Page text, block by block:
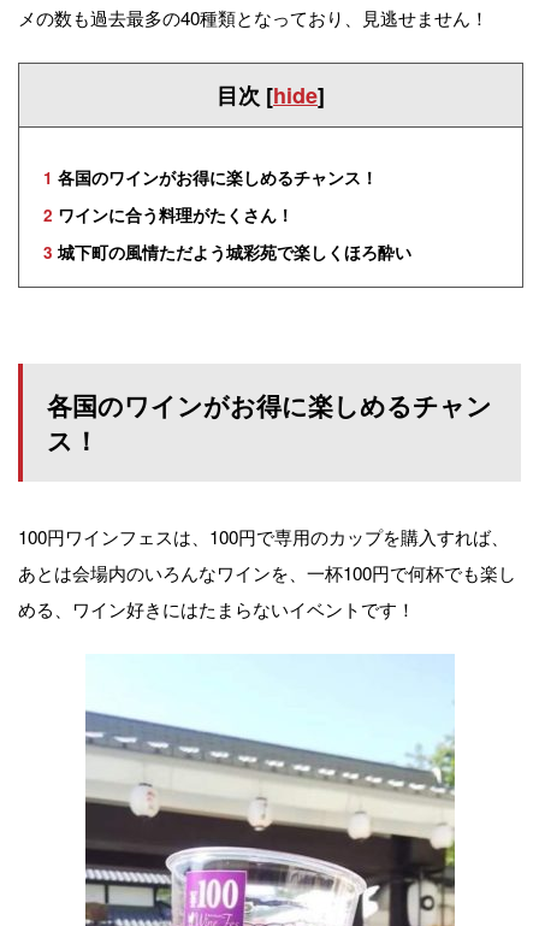
メの数も過去最多の40種類となっており、見逃せません！
目次 [hide]
1 各国のワインがお得に楽しめるチャンス！
2 ワインに合う料理がたくさん！
3 城下町の風情ただよう城彩苑で楽しくほろ酔い
各国のワインがお得に楽しめるチャン
ス！
100円ワインフェスは、100円で専用のカップを購入すれば、
あとは会場内のいろんなワインを、一杯100円で何杯でも楽し
める、ワイン好きにはたまらないイベントです！